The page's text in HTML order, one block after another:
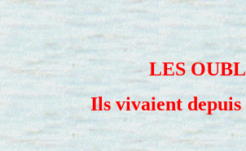
LES
Ils vivaient depuis